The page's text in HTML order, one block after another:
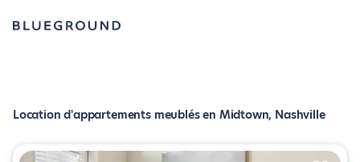
Location d'appartements meublés en Midtown, Nashville